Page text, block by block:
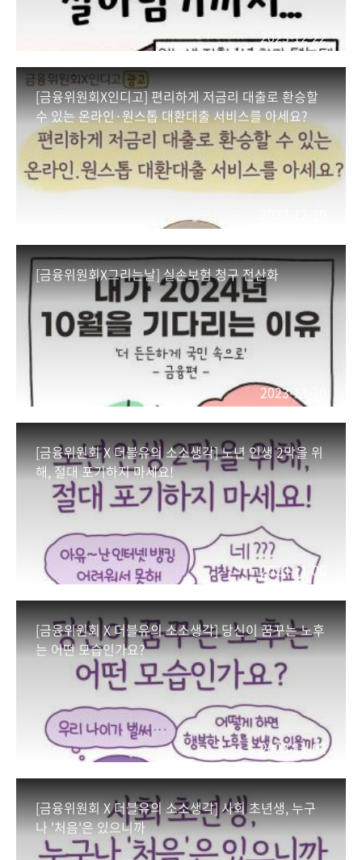
2023-12-22
[금융위원회X인디고] 편리하게 저금리 대출로 환승할
수 있는 온라인·원스톱 대환대출 서비스를 아세요?
[금융위원회X그리는날] 실손보험 청구 전산화
2023-11-20
[금융위원회 X 더블유의 소소생각] 노년 인생 2막을 위
해, 절대 포기하지 마세요!
2023-11-06
[금융위원회 X 더블유의 소소생각] 당신이 꿈꾸는 노후
는 어떤 모습인가요?
2023-11-02
[금융위원회 X 더블유의 소소생각] 사회 초년생, 누구
나 '처음'은 있으니까